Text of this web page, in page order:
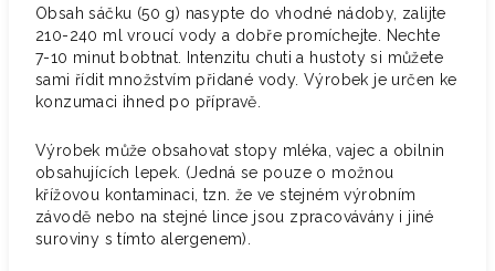
Obsah sáčku (50 g) nasypte do vhodné nádoby, zalijte
210-240 ml vroucí vody a dobře promíchejte. Nechte
7-10 minut bobtnat. Intenzitu chuti a hustoty si můžete
sami řídit množstvím přidané vody. Výrobek je určen ke
konzumaci ihned po přípravě.
Výrobek může obsahovat stopy mléka, vajec a obilnin
obsahujících lepek. (Jedná se pouze o možnou
křížovou kontaminaci, tzn. že ve stejném výrobním
závodě nebo na stejné lince jsou zpracovávány i jiné
suroviny s tímto alergenem).